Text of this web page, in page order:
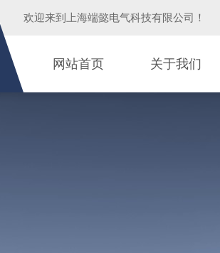
欢迎来到 上海端懿电气科技有限公司 ！
网站首页 关于我们